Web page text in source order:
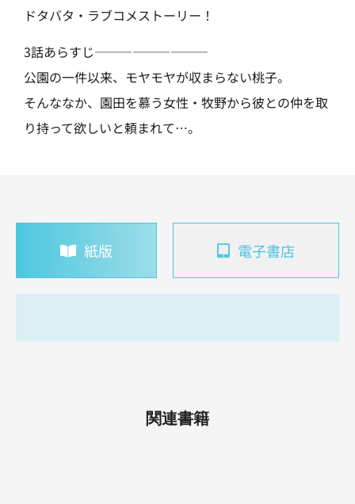
ドタバタ・ラブコメストーリー！
3話あらすじ—————————
公園の一件以来、モヤモヤが収まらない桃子。
そんななか、園田を慕う女性・牧野から彼との仲を取
り持って欲しいと頼まれて…。
紙版 電子書店
関連書籍